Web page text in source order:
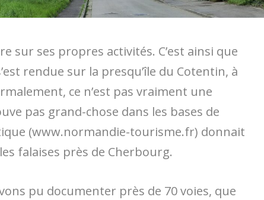
sur ses propres activités. C’est ainsi que
rendue sur la presqu’île du Cotentin, à
ce n’est pas vraiment une
pas grand-chose dans les bases de
(www.normandie-tourisme.fr) donnait
falaises près de Cherbourg.
pu documenter près de 70 voies, que